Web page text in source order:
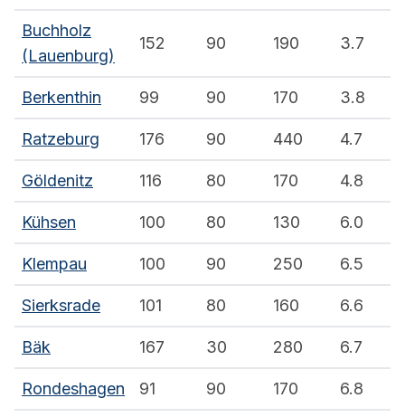
Buchholz
(Lauenburg)
152 90 190 3.7
Berkenthin 99 90 170 3.8
Ratzeburg 176 90 440 4.7
Göldenitz 116 80 170 4.8
Kühsen 100 80 130 6.0
Klempau 100 90 250 6.5
Sierksrade 101 80 160 6.6
Bäk 167 30 280 6.7
Rondeshagen 91 90 170 6.8